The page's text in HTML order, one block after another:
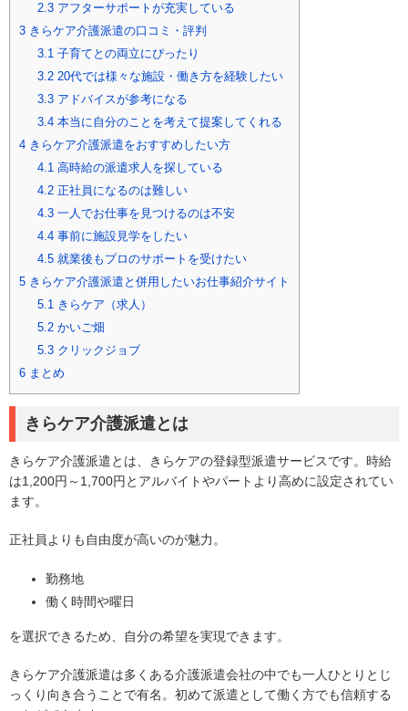
2.3アフターサポートが充実している
3 きらケア介護派遣の口コミ・評判
3.1子育てとの両立にぴったり
3.220代では様々な施設・働き方を経験したい
3.3アドバイスが参考になる
3.4本当に自分のことを考えて提案してくれる
4 きらケア介護派遣をおすすめしたい方
4.1高時給の派遣求人を探している
4.2正社員になるのは難しい
4.3一人でお仕事を見つけるのは不安
4.4事前に施設見学をしたい
4.5就業後もプロのサポートを受けたい
5 きらケア介護派遣と併用したいお仕事紹介サイト
5.1きらケア（求人）
5.2かいご畑
5.3クリックジョブ
6 まとめ
きらケア介護派遣とは
きらケア介護派遣とは、きらケアの登録型派遣サービスです。時給
は1,200円～1,700円とアルバイトやパートより高めに設定されてい
ます。
正社員よりも自由度が高いのが魅力。
勤務地
働く時間や曜日
を選択できるため、自分の希望を実現できます。
きらケア介護派遣は多くある介護派遣会社の中でも一人ひとりとじ
っくり向き合うことで有名。初めて派遣として働く方でも信頼する